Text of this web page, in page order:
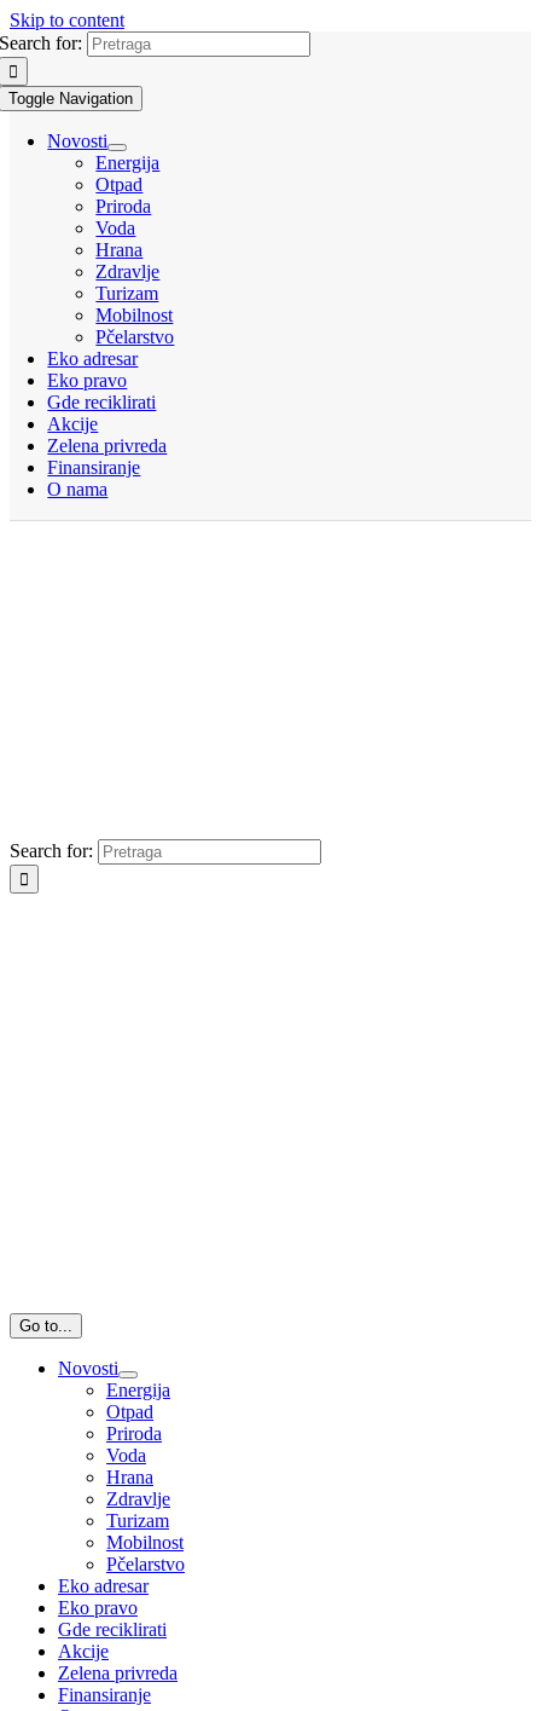
Skip to content
Search for:
Toggle Navigation
Novosti
Energija
Otpad
Priroda
Voda
Hrana
Zdravlje
Turizam
Mobilnost
Pčelarstvo
Eko adresar
Eko pravo
Gde reciklirati
Akcije
Zelena privreda
Finansiranje
O nama
Search for:
Go to...
Novosti
Energija
Otpad
Priroda
Voda
Hrana
Zdravlje
Turizam
Mobilnost
Pčelarstvo
Eko adresar
Eko pravo
Gde reciklirati
Akcije
Zelena privreda
Finansiranje